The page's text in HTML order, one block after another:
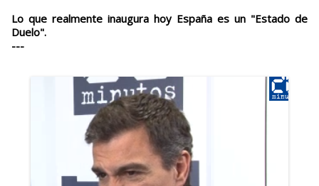
Lo que realmente inaugura hoy España es un "Estado de
Duelo".
---